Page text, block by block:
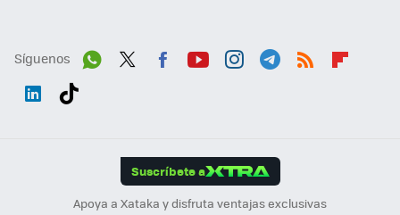
Síguenos
Suscríbete a
Apoya a Xataka y disfruta ventajas exclusivas